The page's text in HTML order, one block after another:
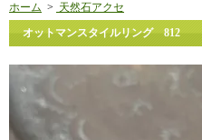
ホーム > 天然石アクセ
オットマンスタイルリング 812